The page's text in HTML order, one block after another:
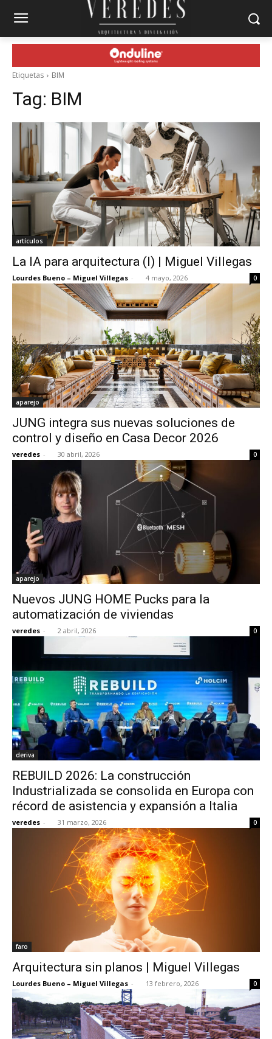
Etiquetas BIM
Tag: BIM
artículos
La IA para arquitectura (I) | Miguel Villegas
Lourdes Bueno – Miguel Villegas - 4 mayo, 2026 0
aparejo
JUNG integra sus nuevas soluciones de
control y diseño en Casa Decor 2026
veredes - 30 abril, 2026 0
aparejo
Nuevos JUNG HOME Pucks para la
automatización de viviendas
veredes - 2 abril, 2026 0
deriva
REBUILD 2026: La construcción
Industrializada se consolida en Europa con
récord de asistencia y expansión a Italia
veredes - 31 marzo, 2026 0
faro
Arquitectura sin planos | Miguel Villegas
Lourdes Bueno – Miguel Villegas - 13 febrero, 2026 0